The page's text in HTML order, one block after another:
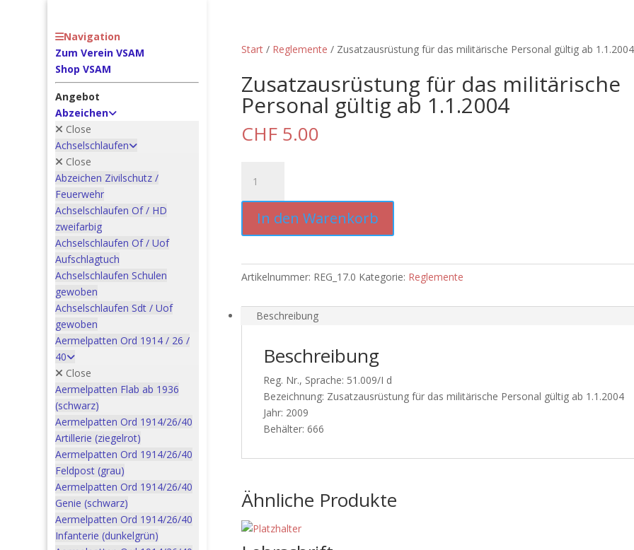
Navigation
Zum Verein VSAM
Shop VSAM
Angebot
Abzeichen
Close
Achselschlaufen
Close
Abzeichen Zivilschutz /
Feuerwehr
Achselschlaufen Of / HD
zweifarbig
Achselschlaufen Of / Uof
Aufschlagtuch
Achselschlaufen Schulen
gewoben
Achselschlaufen Sdt / Uof
gewoben
Aermelpatten Ord 1914 / 26 /
40
Close
Aermelpatten Flab ab 1936
(schwarz)
Aermelpatten Ord 1914/26/40
Artillerie (ziegelrot)
Aermelpatten Ord 1914/26/40
Feldpost (grau)
Aermelpatten Ord 1914/26/40
Genie (schwarz)
Aermelpatten Ord 1914/26/40
Infanterie (dunkelgrün)
Start / Reglemente / Zusatzausrüstung für das militärische Personal gültig ab 1.1.2004
Zusatzausrüstung für das militärische
Personal gültig ab 1.1.2004
CHF 5.00
das
militärische
Personal
ab
1.1.2004
In den Warenkorb
Artikelnummer: REG_17.0 Kategorie: Reglemente
Beschreibung
Beschreibung
Reg. Nr., Sprache: 51.009/I d
Bezeichnung: Zusatzausrüstung für das militärische Personal gültig ab 1.1.2004
Jahr: 2009
Behälter: 666
Ähnliche Produkte